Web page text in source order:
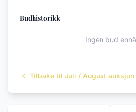
Budhistorikk
Ingen bud ennå
Tilbake til Juli / August auksjon